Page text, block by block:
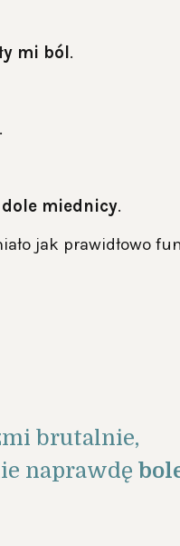
mi ból .
.
miednicy.
jak prawidłowo
brutalnie,
naprawdę